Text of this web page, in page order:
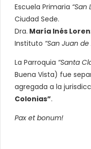
Escuela Primaria “San
Ciudad Sede.
Dra. María Inés
Instituto “San Juan de
La Parroquia “Santa
Buena Vista) fue
agregada a la
Colonias”.
Pax et bonum!